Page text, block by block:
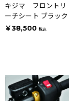
キジマ フロントリ
ーチシート ブラック
￥38,500 税込